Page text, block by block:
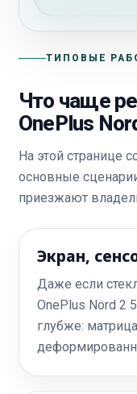
ТИПОВЫЕ
Что чаще
OnePlus
На этой странице
основные
приезжают
Экран,
Даже если
OnePlus Nord 2
глубже: